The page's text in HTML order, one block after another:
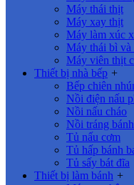
Máy thái thịt
Máy xay thịt
Máy làm xúc
Máy thái bì và
Máy viên thịt
Thiết bị nhà bếp +
Bếp chiên
Nồi điện nấu
Nồi nấu cháo
Nồi tráng
Tủ nấu cơm
Tủ hấp bánh
Tủ sấy bát đĩa
Thiết bị làm bánh +